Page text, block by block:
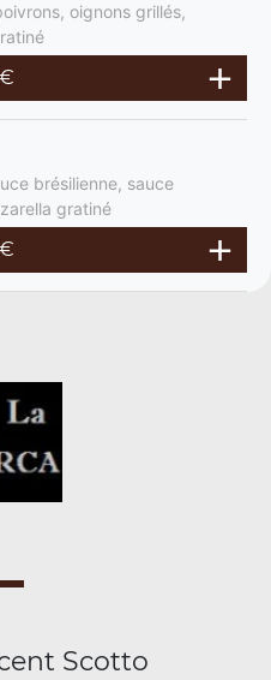
oignons grillés,
€
brésilienne, sauce
gratiné
€
Scotto